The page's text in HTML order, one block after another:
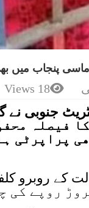
پنجاب میں
18 Views
فیصلہ
پراپرٹی
روبرو